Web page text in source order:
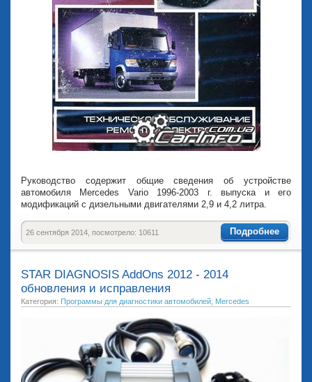
Руководство содержит общие сведения об устройстве
автомобиля Mercedes Vario 1996-2003 г. выпуска и его
модификаций с дизельными двигателями 2,9 и 4,2 литра.
Подробнее
26 сентября 2014, посмотрело: 10611
STAR DIAGNOSIS AddOns 2012 - 2014
обновления и исправления
Категория: Программы для диагностики автомобилей Mercedes